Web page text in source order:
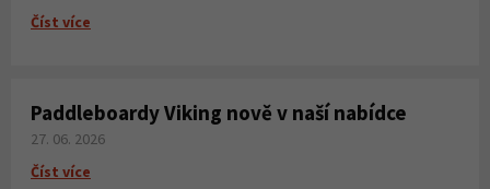
Číst více
Paddleboardy Viking nově v naší nabídce
27. 06. 2026
Číst více